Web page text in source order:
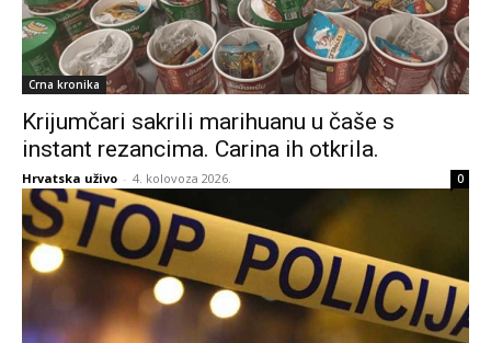
Crna kronika
Krijumčari sakrili marihuanu u čaše s
instant rezancima. Carina ih otkrila.
Hrvatska uživo - 4. kolovoza 2026. 0